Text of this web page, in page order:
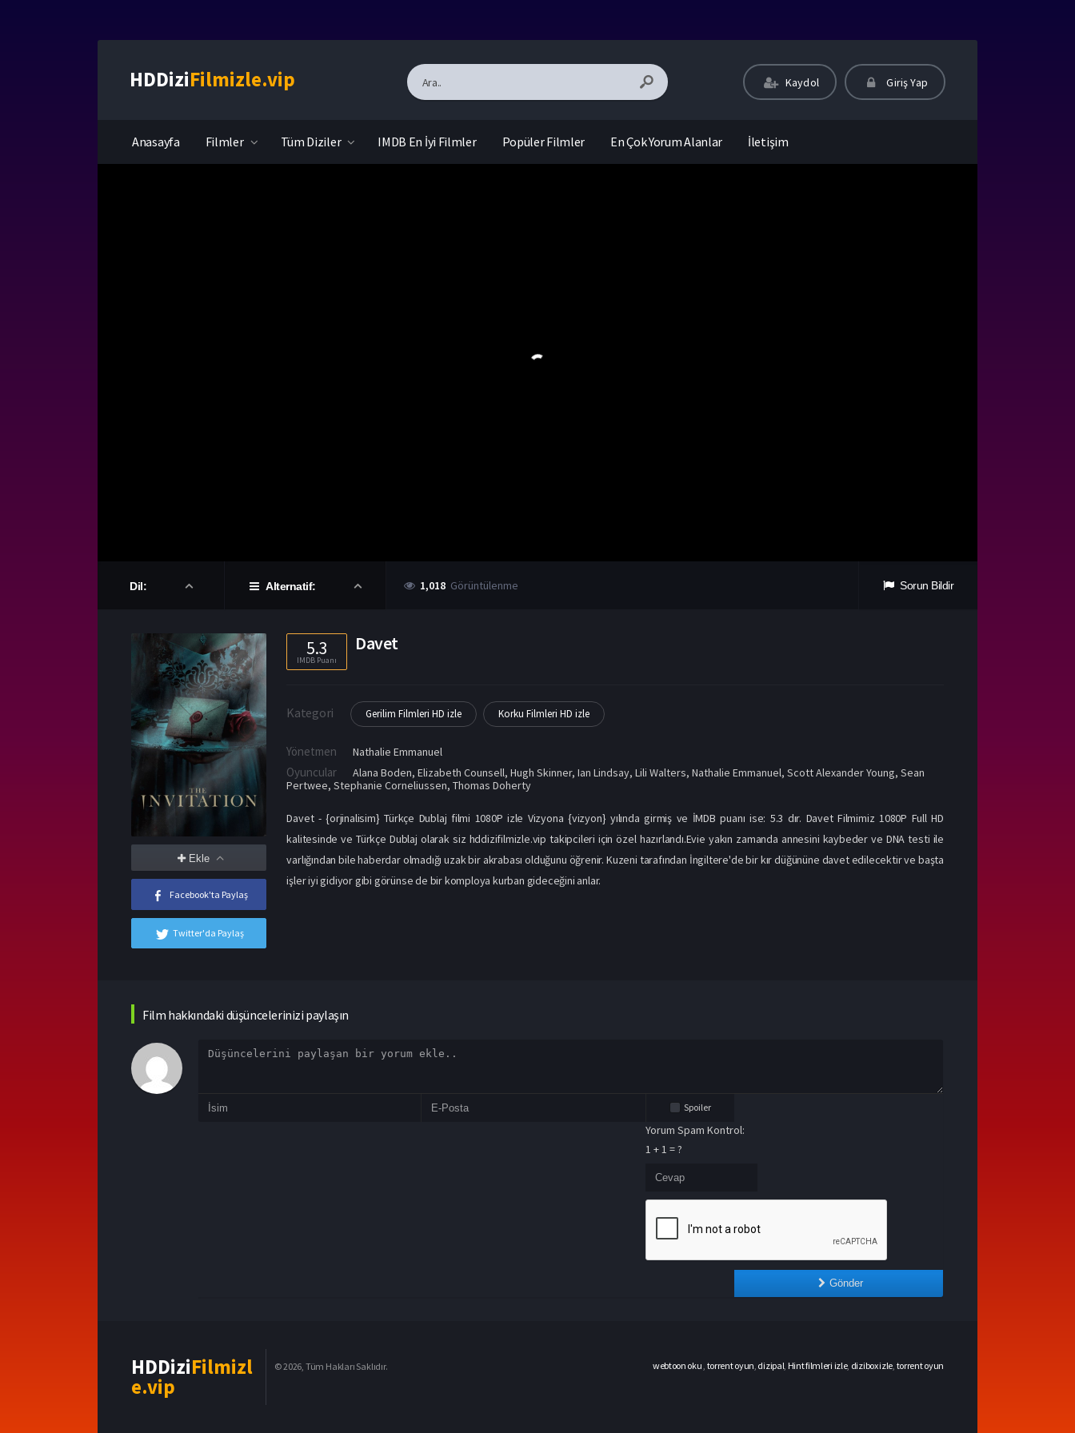
HDDiziFilmizle.vip Kaydol Giriş Yap
Anasayfa Filmler Tüm Diziler IMDB En İyi Filmler Popüler Filmler En Çok Yorum Alanlar İletişim
Dil: Alternatif: 1,018 Görüntülenme Sorun Bildir
Ekle
Facebook'ta Paylaş
Twitter'da Paylaş
5.3
IMDB Puanı
Davet
Kategori Gerilim Filmleri HD izle Korku Filmleri HD izle
Yönetmen Nathalie Emmanuel
Oyuncular Alana Boden,Elizabeth Counsell,Hugh Skinner,Ian Lindsay,Lili Walters,Nathalie Emmanuel,Scott Alexander Young,Sean
Pertwee,Stephanie Corneliussen,Thomas Doherty
Davet - {orjinalisim} Türkçe Dublaj filmi 1080P izle Vizyona {vizyon} yılında girmiş ve İMDB puanı ise: 5.3 dır. Davet Filmimiz 1080P Full HD
kalitesinde ve Türkçe Dublaj olarak siz hddizifilmizle.vip takipcileri için özel hazırlandı.Evie yakın zamanda annesini kaybeder ve DNA testi ile
varlığından bile haberdar olmadığı uzak bir akrabası olduğunu öğrenir. Kuzeni tarafından İngiltere'de bir kır düğününe davet edilecektir ve başta
işler iyi gidiyor gibi görünse de bir komploya kurban gideceğini anlar.
Film hakkındaki düşüncelerinizi paylaşın
Spoiler
Yorum Spam Kontrol:
1 + 1 = ?
Gönder
HDDiziFilmizl
e.vip
© 2026, Tüm Hakları Saklıdır. webtoon oku torrent oyun dizipal Hint filmleri izle, dizibox izle torrent oyun